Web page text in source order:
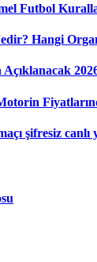
Futbol
Hangi
Açıklanacak
şifresiz canlı